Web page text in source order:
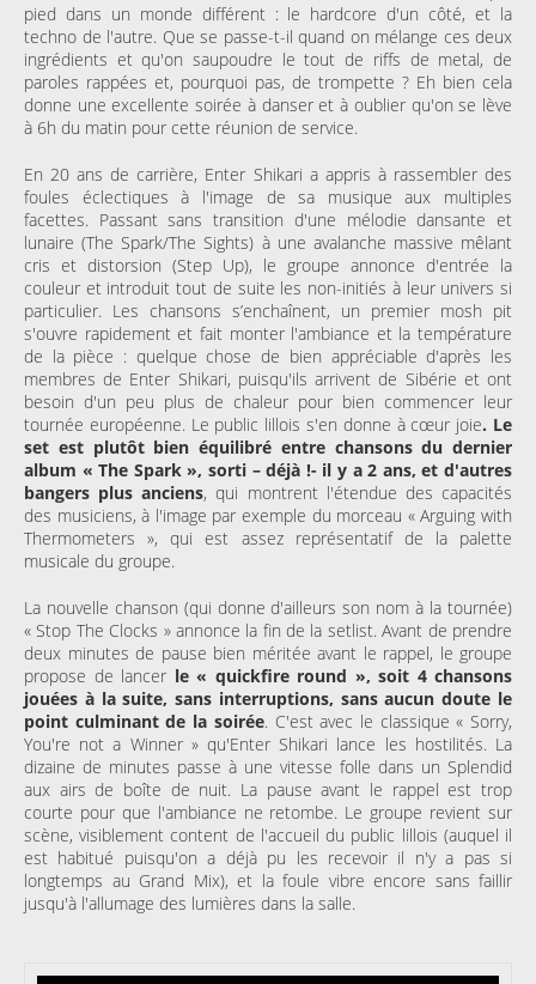
pied dans un monde différent : le hardcore d'un côté, et la
techno de l'autre. Que se passe-t-il quand on mélange ces deux
ingrédients et qu'on saupoudre le tout de riffs de metal, de
paroles rappées et, pourquoi pas, de trompette ? Eh bien cela
donne une excellente soirée à danser et à oublier qu'on se lève
à 6h du matin pour cette réunion de service.
En 20 ans de carrière, Enter Shikari a appris à rassembler des
foules éclectiques à l'image de sa musique aux multiples
facettes. Passant sans transition d'une mélodie dansante et
lunaire (The Spark/The Sights) à une avalanche massive mêlant
cris et distorsion (Step Up), le groupe annonce d'entrée la
couleur et introduit tout de suite les non-initiés à leur univers si
particulier. Les chansons s’enchaînent, un premier mosh pit
s'ouvre rapidement et fait monter l'ambiance et la température
de la pièce : quelque chose de bien appréciable d'après les
membres de Enter Shikari, puisqu'ils arrivent de Sibérie et ont
besoin d'un peu plus de chaleur pour bien commencer leur
tournée européenne. Le public lillois s'en donne à cœur joie. Le
set est plutôt bien équilibré entre chansons du dernier
album « The Spark », sorti – déjà !- il y a 2 ans, et d'autres
bangers plus anciens, qui montrent l'étendue des capacités
des musiciens, à l'image par exemple du morceau « Arguing with
Thermometers », qui est assez représentatif de la palette
musicale du groupe.
La nouvelle chanson (qui donne d'ailleurs son nom à la tournée)
« Stop The Clocks » annonce la fin de la setlist. Avant de prendre
deux minutes de pause bien méritée avant le rappel, le groupe
propose de lancer le « quickfire round », soit 4 chansons
jouées à la suite, sans interruptions, sans aucun doute le
point culminant de la soirée. C'est avec le classique « Sorry,
You're not a Winner » qu'Enter Shikari lance les hostilités. La
dizaine de minutes passe à une vitesse folle dans un Splendid
aux airs de boîte de nuit. La pause avant le rappel est trop
courte pour que l'ambiance ne retombe. Le groupe revient sur
scène, visiblement content de l'accueil du public lillois (auquel il
est habitué puisqu'on a déjà pu les recevoir il n'y a pas si
longtemps au Grand Mix), et la foule vibre encore sans faillir
jusqu'à l'allumage des lumières dans la salle.